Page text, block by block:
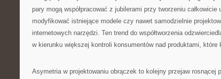
pary mogą współpracować z jubilerami przy tworzeniu całkowicie
modyfikować istniejące modele czy nawet samodzielnie
internetowych narzędzi. Ten trend do współtworzenia
w kierunku większej kontroli konsumentów nad produktami, które
Asymetria w projektowaniu obrączek to kolejny przejaw rosnącej